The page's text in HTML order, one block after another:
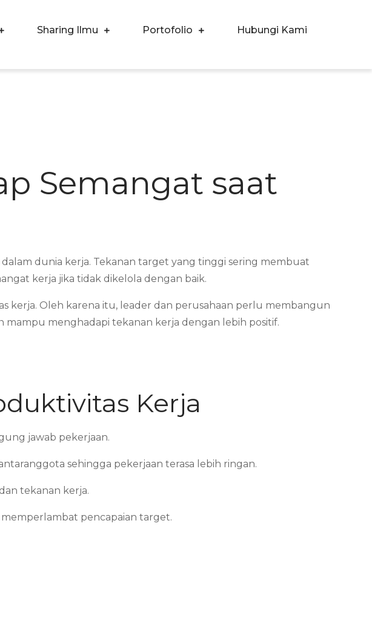
Sharing Ilmu Portofolio Hubungi Kami
Semangat saat
dunia kerja. Tekanan target yang tinggi sering membuat
kerja jika tidak dikelola dengan baik.
kerja. Oleh karena itu, leader dan perusahaan perlu membangun
mampu menghadapi tekanan kerja dengan lebih positif.
Kerja
jawab pekerjaan.
sehingga pekerjaan terasa lebih ringan.
tekanan kerja.
pencapaian target.